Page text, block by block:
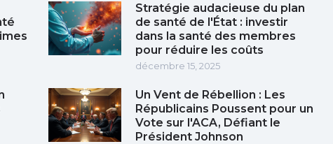
Stratégie audacieuse du plan
de santé de l'État : investir
dans la santé des membres
pour réduire les coûts
décembre 15, 2025
Un Vent de Rébellion : Les
Républicains Poussent pour un
Vote sur l'ACA, Défiant le
Président Johnson